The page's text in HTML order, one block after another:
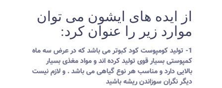
از ایده های ایشون می توان
موارد زیر را عنوان کرد:
1- تولید کومپوست کود کبوتر می باشد که در عرض سه ماه
کمپوستی بسیار قوی تولید کرده اند و مواد مغذی بسیار
بالایی دارد و مناسب هر نوع گیاهی می باشد . و لازم نیست
دیگر نگران سوزاندن ریشه باشید